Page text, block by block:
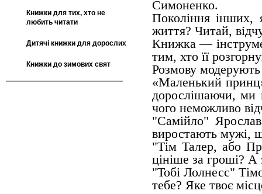
Книжки для тих, хто не
любить читати
Дитячі книжки для дорослих
Книжки до зимових свят
Симоненко.
Покоління інших,
життя? Читай,
Книжка —
тим, хто її
Розмову
«Маленький
дорослішаючи, ми
чого неможливо
"Самійло"
виростають мужі,
"Тім Талер, або
цініше за гроші? А
"Тобі Лолнесс"
тебе? Яке твоє